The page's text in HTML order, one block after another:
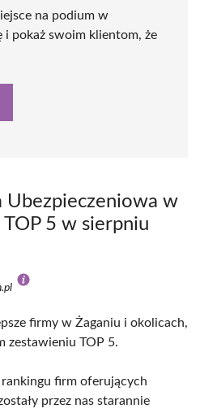
na podium w
i pokaż swoim klientom, że
Ubezpieczeniowa w
5 w sierpniu
firmy w Żaganiu i okolicach,
zestawieniu TOP 5.
firm oferujących
przez nas starannie